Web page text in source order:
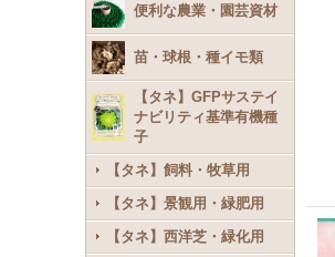
便利な農業・園芸資材
苗・球根・種イモ類
【タネ】GFPサステイ
ナビリティ基準有機種
子
【タネ】飼料・牧草用
【タネ】景観用・緑肥用
【タネ】西洋芝・緑化用